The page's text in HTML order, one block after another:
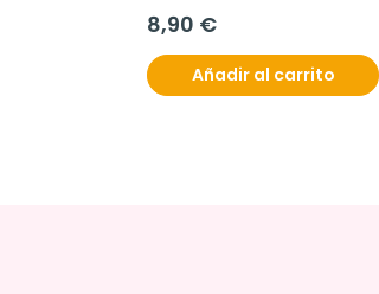
8,90 €
Añadir al carrito